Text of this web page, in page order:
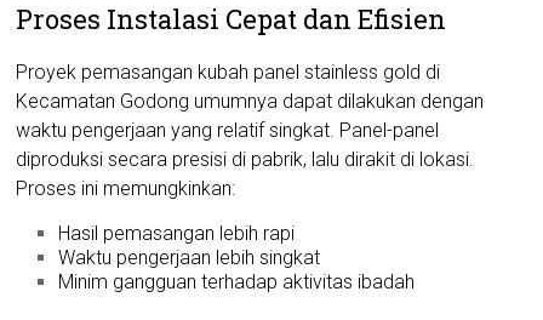
Proses Instalasi Cepat dan Efisien
Proyek pemasangan kubah panel stainless gold di
Kecamatan Godong umumnya dapat dilakukan dengan
waktu pengerjaan yang relatif singkat. Panel-panel
diproduksi secara presisi di pabrik, lalu dirakit di lokasi.
Proses ini memungkinkan:
Hasil pemasangan lebih rapi
Waktu pengerjaan lebih singkat
Minim gangguan terhadap aktivitas ibadah